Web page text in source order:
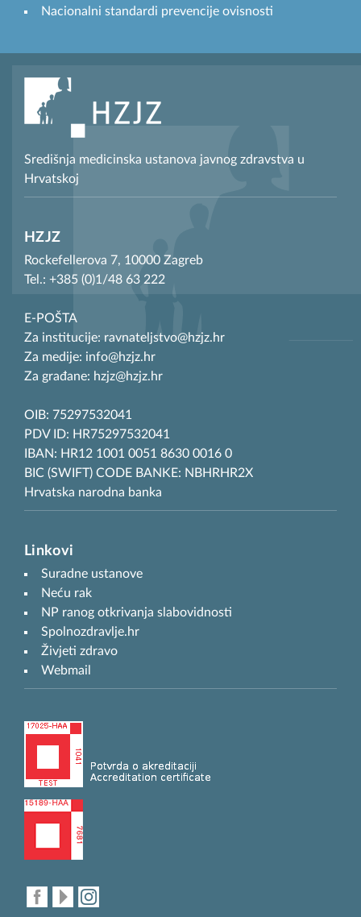
Nacionalni standardi prevencije ovisnosti
Središnja medicinska ustanova javnog zdravstva u
Hrvatskoj
HZJZ
Rockefellerova 7, 10000 Zagreb
Tel.: +385 (0)1/48 63 222
E-POŠTA
Za institucije: ravnateljstvo@hzjz.hr
Za medije: info@hzjz.hr
Za građane: hzjz@hzjz.hr
OIB: 75297532041
PDV ID: HR75297532041
IBAN: HR12 1001 0051 8630 0016 0
BIC (SWIFT) CODE BANKE: NBHRHR2X
Hrvatska narodna banka
Linkovi
Suradne ustanove
Neću rak
NP ranog otkrivanja slabovidnosti
Spolnozdravlje.hr
Živjeti zdravo
Webmail